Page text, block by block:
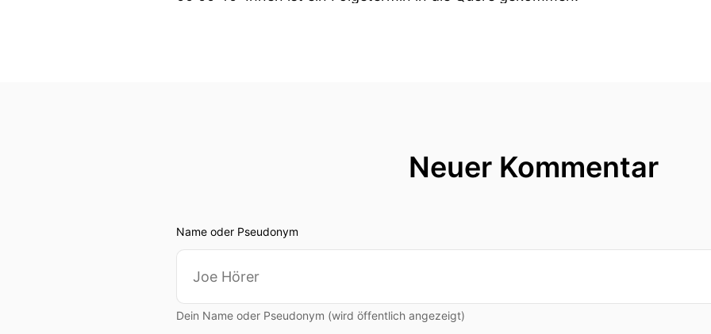
00:00:57: setzen Sie damit ganz bewusst den Akzent.
00:01:05: Mein Regens hatte früher mal gesagt, Jean du bist zuerst Mensch
Neuer Kommentar
Name oder Pseudonym
Dein Name oder Pseudonym (wird öffentlich angezeigt)